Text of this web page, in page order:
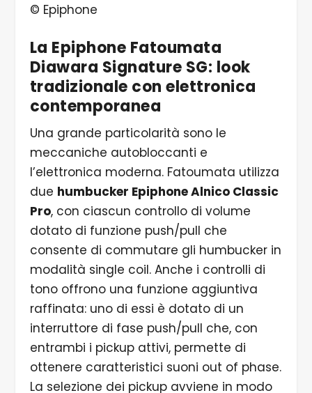
© Epiphone
La Epiphone Fatoumata
Diawara Signature SG: look
tradizionale con elettronica
contemporanea
Una grande particolarità sono le
meccaniche autobloccanti e
l’elettronica moderna. Fatoumata utilizza
due humbucker Epiphone Alnico Classic
Pro, con ciascun controllo di volume
dotato di funzione push/pull che
consente di commutare gli humbucker in
modalità single coil. Anche i controlli di
tono offrono una funzione aggiuntiva
raffinata: uno di essi è dotato di un
interruttore di fase push/pull che, con
entrambi i pickup attivi, permette di
ottenere caratteristici suoni out of phase.
La selezione dei pickup avviene in modo